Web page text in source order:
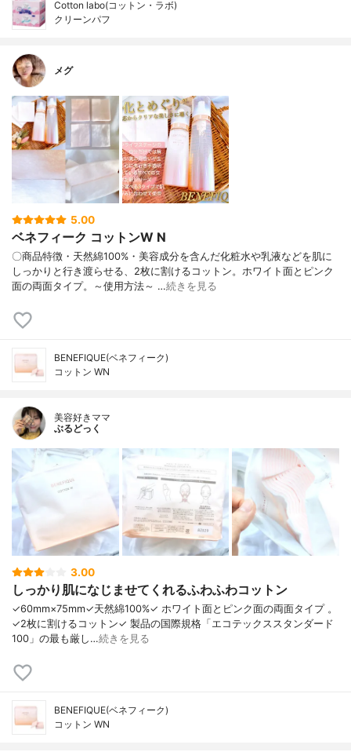
Cotton labo(コットン・ラボ)
クリーンパフ
メグ
5.00
ベネフィーク コットンW N
〇商品特徴・天然綿100%・美容成分を含んだ化粧水や乳液などを肌に
しっかりと行き渡らせる、2枚に割けるコットン。ホワイト面とピンク
面の両面タイプ。～使用方法～ …続きを見る
BENEFIQUE(ベネフィーク)
コットン WN
美容好きママ
ぶるどっく
3.00
しっかり肌になじませてくれるふわふわコットン
✓60mm×75mm✓天然綿100%✓ ホワイト面とピンク面の両面タイプ 。
✓2枚に割けるコットン✓ 製品の国際規格「エコテックススタンダード
100」の最も厳し…続きを見る
BENEFIQUE(ベネフィーク)
コットン WN